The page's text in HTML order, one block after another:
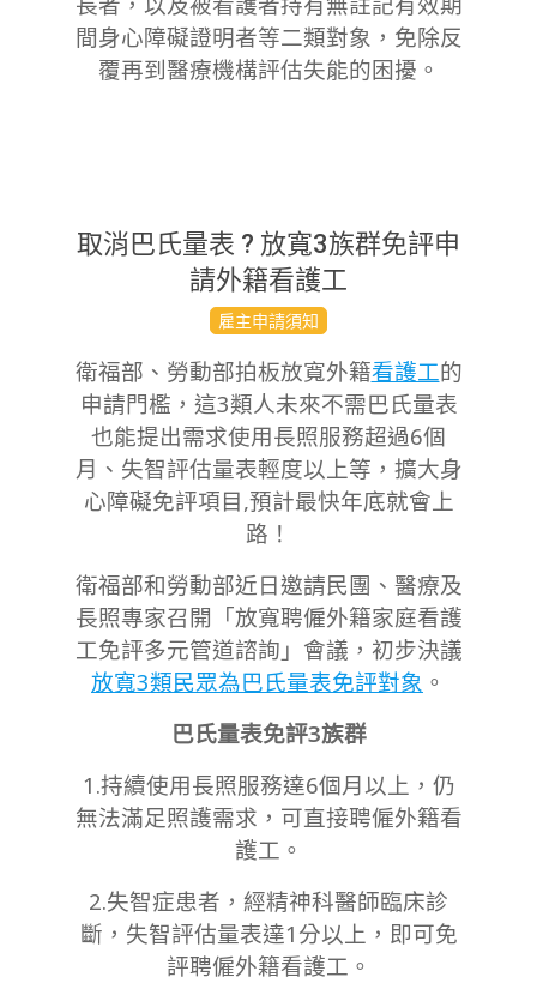
間身心障礙證明者等二類對象，免除反
覆再到醫療機構評估失能的困擾。
取消巴氏量表 ? 放寬3族群免評申
請外籍看護工
21
雇主申請須知
衛福部、勞動部拍板放寬外籍看護工的
申請門檻，這3類人未來不需巴氏量表
也能提出需求使用長照服務超過6個
月、失智評估量表輕度以上等，擴大身
心障礙免評項目,預計最快年底就會上
路！
衛福部和勞動部近日邀請民團、醫療及
長照專家召開「放寬聘僱外籍家庭看護
工免評多元管道諮詢」會議，初步決議
放寬3類民眾為巴氏量表免評對象 。
巴氏量表免評3族群
1.持續使用長照服務達6個月以上，仍
無法滿足照護需求，可直接聘僱外籍看
護工。
2.失智症患者，經精神科醫師臨床診
斷，失智評估量表達1分以上，即可免
評聘僱外籍看護工。